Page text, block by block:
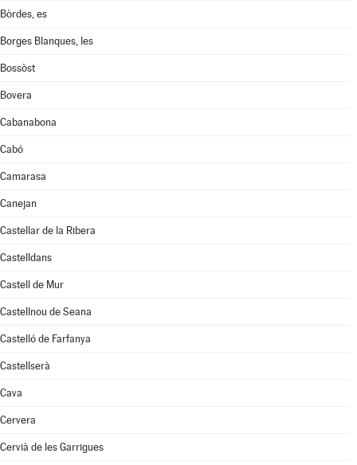
Bòrdes, es
Borges Blanques, les
Bossòst
Bovera
Cabanabona
Cabó
Camarasa
Canejan
Castellar de la Ribera
Castelldans
Castell de Mur
Castellnou de Seana
Castelló de Farfanya
Castellserà
Cava
Cervera
Cervià de les Garrigues